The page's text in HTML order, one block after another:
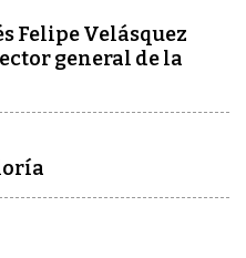
Felipe Velásquez
general de la